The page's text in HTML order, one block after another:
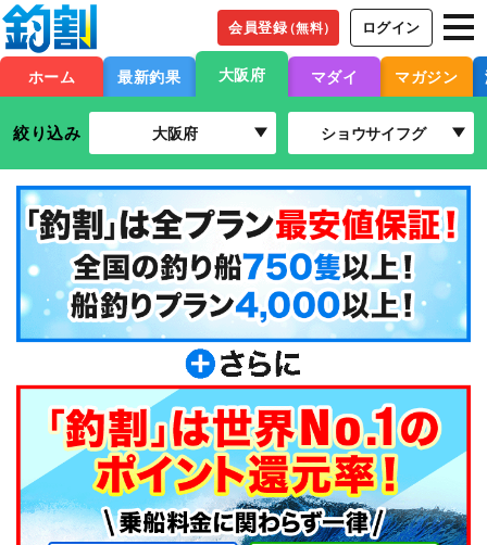
会員登録（無料） ログイン
ホーム 最新釣果 大阪府 マダイ マガジン
絞り込み 大阪府 ショウサイフグ